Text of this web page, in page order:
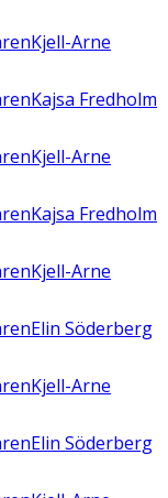
Kjell-Arne
Kajsa Fredholm
Kjell-Arne
Kajsa Fredholm
Kjell-Arne
Elin Söderberg
Kjell-Arne
Elin Söderberg